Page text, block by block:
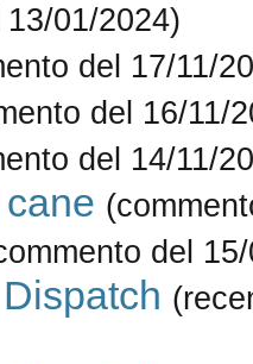
01/2024)
del 17/11/
del 16/11/
del 14/11/
del